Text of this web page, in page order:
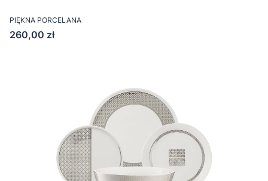
PIĘKNA PORCELANA
Cena
260,00 zł